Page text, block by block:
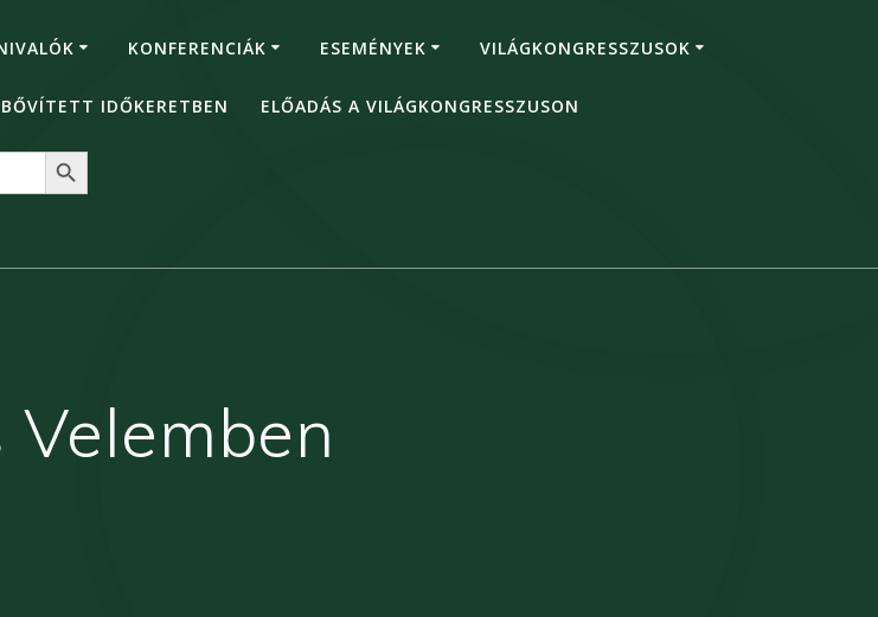
KONFERENCIÁK ESEMÉNYEK VILÁGKONGRESSZUSOK
IDŐKERETBEN ELŐADÁS A VILÁGKONGRESSZUSON
Search Button
Velemben